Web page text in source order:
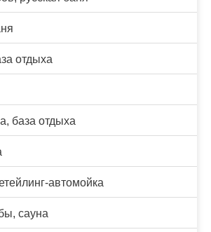
отдыха
база отдыха
автомойка
сауна